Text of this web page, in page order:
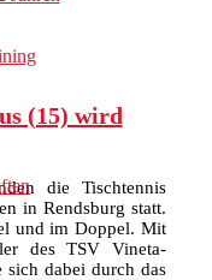
(15) wird
die Tischtennis
in Rendsburg statt.
und im Doppel. Mit
des TSV Vineta-
dabei durch das